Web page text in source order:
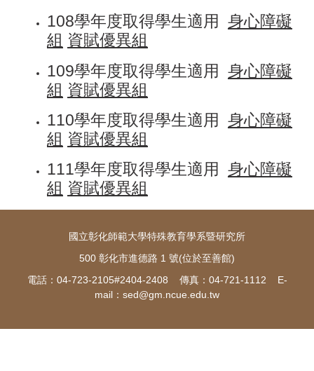
108學年度取得學生適用 身心障礙
組 資賦優異組
109學年度取得學生適用 身心障礙
組 資賦優異組
110學年度取得學生適用 身心障礙
組 資賦優異組
111學年度取得學生適用 身心障礙
組 資賦優異組
國立彰化師範大學特殊教育學系暨研究所
500 彰化市進德路 1 號(位於至善館)
電話：04-723-2105#2404-2408 傳真：04-721-1112 E-
mail： sed@gm.ncue.edu.tw